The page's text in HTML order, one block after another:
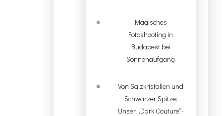
Magisches
Fotoshooting in
Budapest bei
Sonnenaufgang
Von Salzkristallen und
Schwarzer Spitze:
Unser „Dark Couture“-